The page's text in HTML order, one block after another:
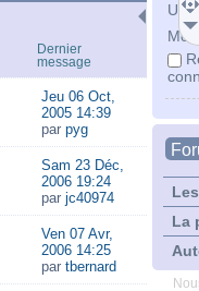
Mot
La
Dernier
message
Jeu 06 Oct,
2005 14:39
par pyg
Sam 23 Déc,
2006 19:24
par jc40974
Ven 07 Avr,
2006 14:25
par tbernard